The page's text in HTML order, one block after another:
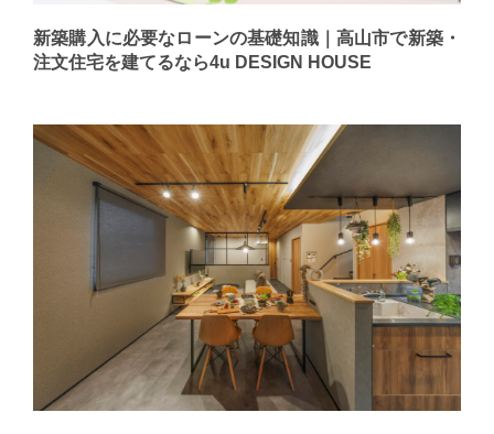
新築購入に必要なローンの基礎知識｜高山市で新築・
注文住宅を建てるなら4u DESIGN HOUSE